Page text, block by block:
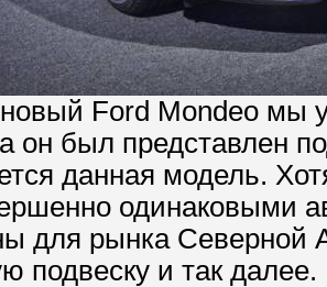
Ford Mondeo мы
он был представлен
данная модель.
одинаковыми
для рынка Северной
подвеску и так далее.